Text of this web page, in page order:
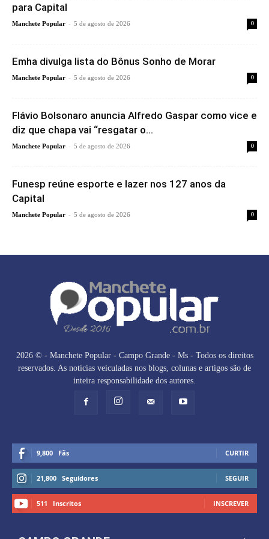
para Capital
Manchete Popular - 5 de agosto de 2026 0
Emha divulga lista do Bônus Sonho de Morar
Manchete Popular - 5 de agosto de 2026 0
Flávio Bolsonaro anuncia Alfredo Gaspar como vice e
diz que chapa vai “resgatar o...
Manchete Popular - 5 de agosto de 2026 0
Funesp reúne esporte e lazer nos 127 anos da
Capital
Manchete Popular - 5 de agosto de 2026 0
2026 © - Manchete Popular - Campo Grande - Ms - Todos os direitos
reservados. As notícias veiculadas nos blogs, colunas e artigos são de
inteira responsabilidade dos autores.
9,800 Fãs CURTIR
21,800 Seguidores SEGUIR
511 Inscritos INSCREVER